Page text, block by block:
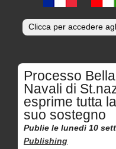
Clicca per accedere
Processo
Navali di
esprime tutta
suo sostegno
Publie le lunedì 10
Publishing